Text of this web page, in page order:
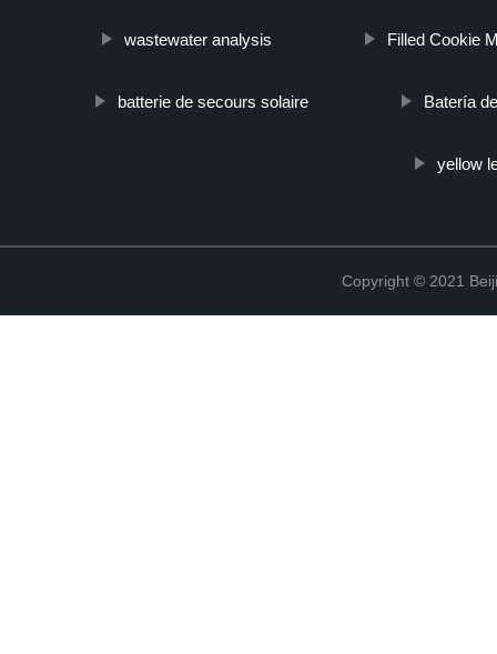
wastewater analysis Filled Cookie
batterie de secours solaire Batería
yellow
Copyright © 2021